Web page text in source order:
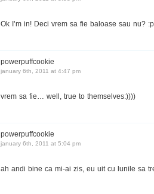
Ok I’m in! Deci vrem sa fie baloase sau nu? :p
powerpuffcookie
january 6th, 2011 at 4:47 pm
vrem sa fie… well, true to themselves:))))
powerpuffcookie
january 6th, 2011 at 5:04 pm
ah andi bine ca mi-ai zis, eu uit cu lunile sa